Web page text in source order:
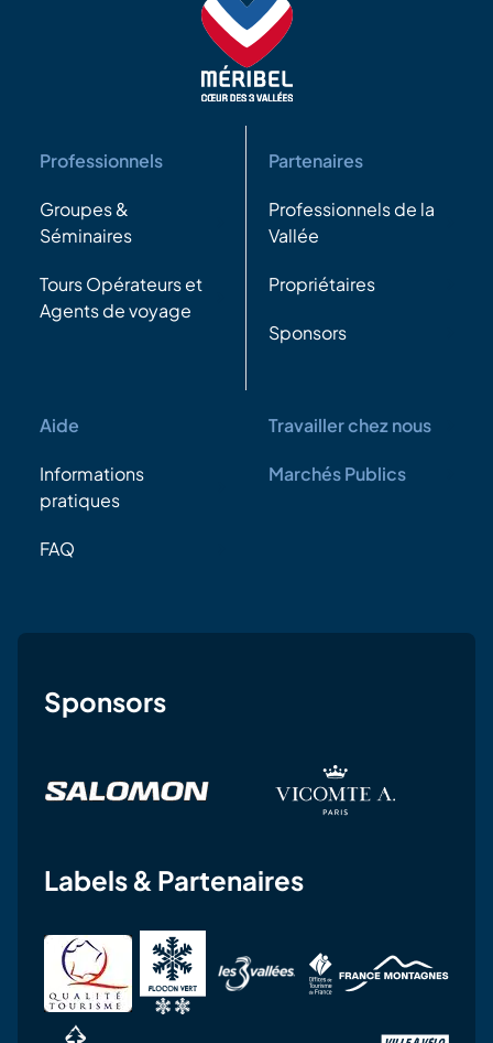
Professionnels
Groupes &
Séminaires
Tours Opérateurs et
Agents de voyage
Partenaires
Professionnels de la
Vallée
Propriétaires
Sponsors
Aide
Informations
pratiques
FAQ
Travailler chez nous
Marchés Publics
Sponsors
Labels & Partenaires